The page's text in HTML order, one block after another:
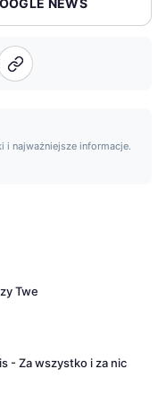
i najważniejsze informacje.
Twe
- Za wszystko i za nic